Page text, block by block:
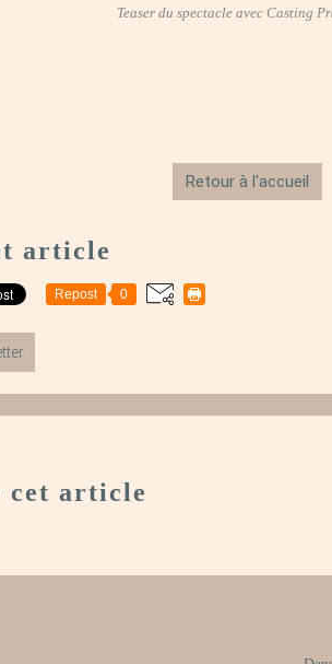
Teaser du spectacle avec Casting
Retour à l'accueil
article
Repost 0
cet article